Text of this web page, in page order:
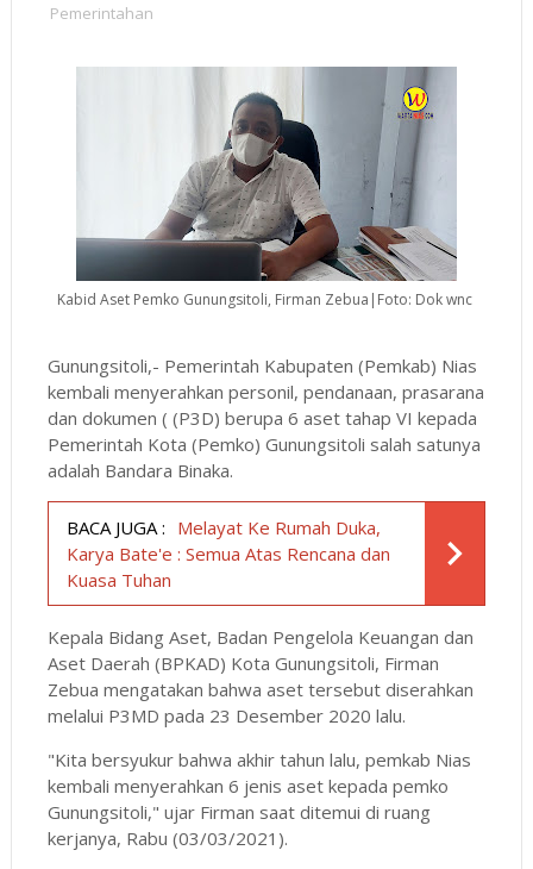
Pemerintahan
Kabid Aset Pemko Gunungsitoli, Firman Zebua|Foto: Dok wnc
Gunungsitoli,- Pemerintah Kabupaten (Pemkab) Nias
kembali menyerahkan personil, pendanaan, prasarana
dan dokumen ( (P3D) berupa 6 aset tahap VI kepada
Pemerintah Kota (Pemko) Gunungsitoli salah satunya
adalah Bandara Binaka.
BACA JUGA : Melayat Ke Rumah Duka,
Karya Bate'e : Semua Atas Rencana dan
Kuasa Tuhan
Kepala Bidang Aset, Badan Pengelola Keuangan dan
Aset Daerah (BPKAD) Kota Gunungsitoli, Firman
Zebua mengatakan bahwa aset tersebut diserahkan
melalui P3MD pada 23 Desember 2020 lalu.
"Kita bersyukur bahwa akhir tahun lalu, pemkab Nias
kembali menyerahkan 6 jenis aset kepada pemko
Gunungsitoli," ujar Firman saat ditemui di ruang
kerjanya, Rabu (03/03/2021).